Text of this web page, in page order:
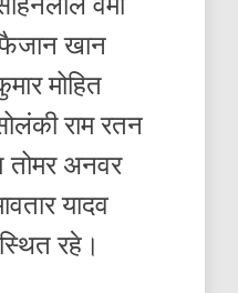
खान
मोहित
राम रतन
तोमर अनवर
यादव
रहे।